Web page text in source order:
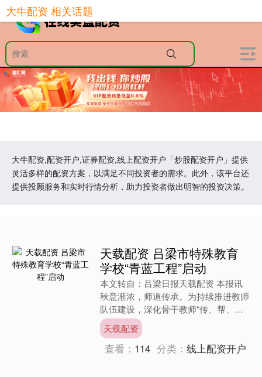
大牛配资,配资开户,证券配资,线上配资开户「炒股配资开户」提供
灵活多样的配资方案，以满足不同投资者的需求。此外，该平台还
提供投顾服务和实时行情分析，助力投资者做出明智的投资决策。
大牛配资 相关话题
天载配资 吕梁市特殊教育
学校“青蓝工程”启动
本文转自：吕梁日报天载配资 本报讯
秋意渐浓，师道传承。为持续推进教师
队伍建设，深化骨干教师“传、帮、
带”作用，助力青年教师专业成长，9月
15日，吕梁市特殊教育....
天载配资
查看： 114 分类：线上配资开户